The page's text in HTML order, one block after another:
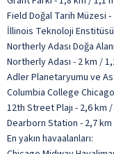
Field Doğal Tarih Müzesi
İllinois Teknoloji
Northerly Adası Doğa
Northerly Adası - 2 km /
Adler Planetaryumu ve
Columbia College
12th Street Plajı - 2,6 km
Dearborn Station - 2,7 km
En yakın havaalanları: